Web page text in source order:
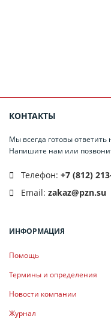
КОНТАКТЫ
Мы всегда готовы ответить
Напишите нам или
Телефон: +7 (812)
Email: zakaz@pzn.su
ИНФОРМАЦИЯ
Помощь
Термины и определения
Новости компании
Журнал